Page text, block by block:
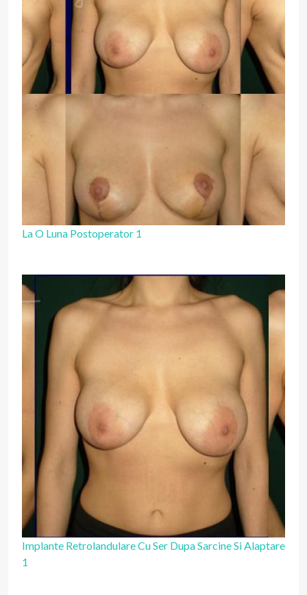
La O Luna Postoperator 1
Implante Retrolandulare Cu Ser Dupa Sarcine Si Alaptare
1